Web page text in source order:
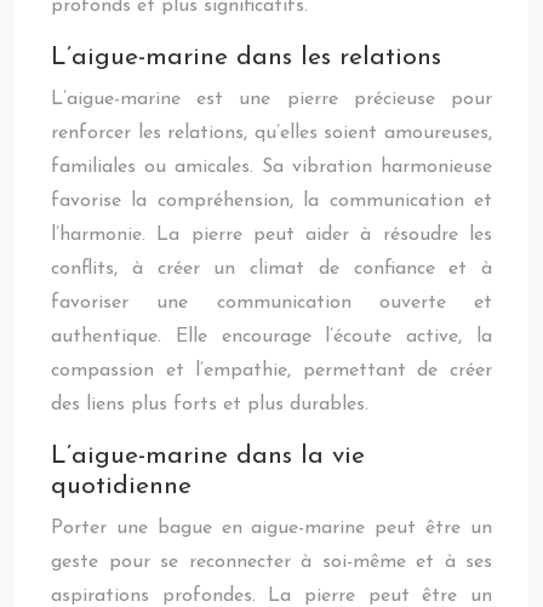
profonds et plus significatifs.
L’aigue-marine dans les relations
L’aigue-marine est une pierre précieuse pour
renforcer les relations, qu’elles soient amoureuses,
familiales ou amicales. Sa vibration harmonieuse
favorise la compréhension, la communication et
l’harmonie. La pierre peut aider à résoudre les
conflits, à créer un climat de confiance et à
favoriser une communication ouverte et
authentique. Elle encourage l’écoute active, la
compassion et l’empathie, permettant de créer
des liens plus forts et plus durables.
L’aigue-marine dans la vie
quotidienne
Porter une bague en aigue-marine peut être un
geste pour se reconnecter à soi-même et à ses
aspirations profondes. La pierre peut être un